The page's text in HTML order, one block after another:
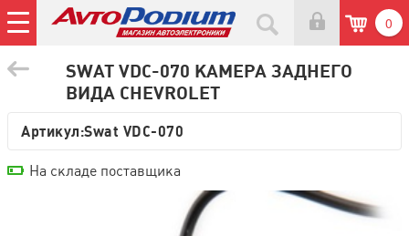
0
SWAT VDC-070 КАМЕРА ЗАДНЕГО
ВИДА CHEVROLET
Артикул:Swat VDC-070
На складе поставщика